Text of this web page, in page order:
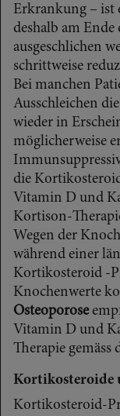
Erkrankung – ist
deshalb am
ausgeschlichen
schrittweise
Bei manchen
Ausschleichen
wieder in
möglicherweise
die
Vitamin D und
Kortison-
Wegen der
während einer
Kortikosteroid -
Knochenwerte
Osteoporose
Vitamin D und
Therapie
Kortikosteroide
Kortikosteroid-